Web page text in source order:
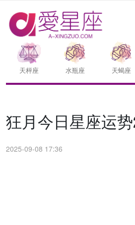
天枰座 水瓶座 天蝎座
狂月今日星座运
2025-09-08 17:36